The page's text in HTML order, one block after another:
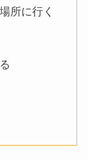
所に行く